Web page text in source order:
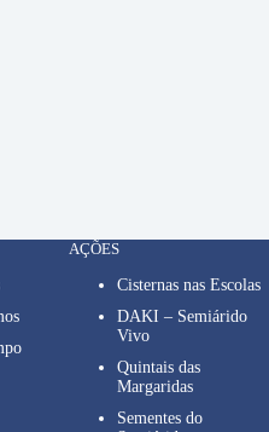
AÇÕES
Cisternas nas Escolas
DAKI – Semiárido
Vivo
Quintais das
Margaridas
Sementes do